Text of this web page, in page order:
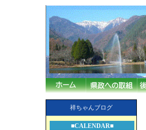
祥ちゃんブログ
■CALENDAR■